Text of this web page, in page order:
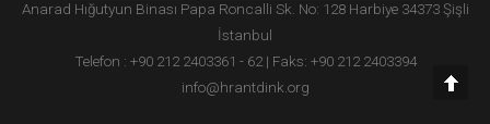
Anarad Hığutyun Binası Papa Roncalli Sk. No: 128 Harbiye 34373 Şişli
İstanbul
Telefon : +90 212 2403361 - 62 | Faks: +90 212 2403394
info@hrantdink.org